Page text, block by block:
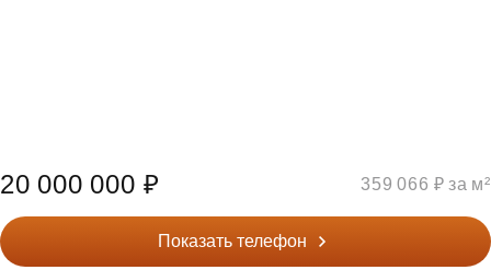
20 000 000 ₽ 359 066 ₽ за м²
Показать телефон